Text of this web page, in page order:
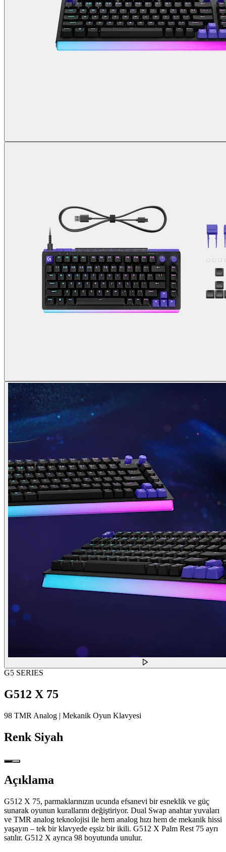
G5 SERIES
G512 X 75
98 TMR Analog | Mekanik Oyun Klavyesi
Renk Siyah
Açıklama
G512 X 75, parmaklarınızın ucunda efsanevi bir esneklik ve güç
sunarak oyunun kurallarını değiştiriyor. Dual Swap anahtar yuvaları
ve TMR analog teknolojisi ile hem analog hızı hem de mekanik hissi
yaşayın – tek bir klavyede eşsiz bir ikili. G512 X Palm Rest 75 ayrı
satılır. G512 X ayrıca 98 boyutunda unulur.